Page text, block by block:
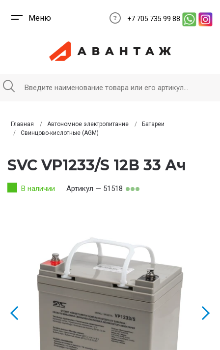
Меню +7 705 735 99 88
Главная Автономное электропитание
Батареи
Свинцово-кислотные (AGM)
SVC VP1233/S 12В 33 Ач
В наличии Артикул — 51518